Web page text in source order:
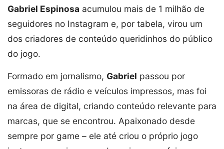
Gabriel Espinosa acumulou mais de 1 milhão de
seguidores no Instagram e, por tabela, virou um
dos criadores de conteúdo queridinhos do público
do jogo.
Formado em jornalismo, Gabriel passou por
emissoras de rádio e veículos impressos, mas foi
na área de digital, criando conteúdo relevante para
marcas, que se encontrou. Apaixonado desde
sempre por game – ele até criou o próprio jogo